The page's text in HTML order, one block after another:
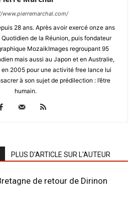
28 ans. Après avoir exercé onze ans
de la Réunion, puis fondateur
MozaikImages regroupant 95
mais aussi au Japon et en Australie,
2005 pour une activité free lance lui
à son sujet de prédilection : l’être
humain.
PLUS D'ARTICLE SUR L'AUTEUR
de retour de Dirinon